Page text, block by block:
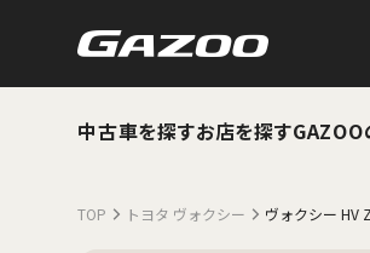
中古車を探すお店を探す
TOP トヨタ ヴォクシー ヴォクシー HV